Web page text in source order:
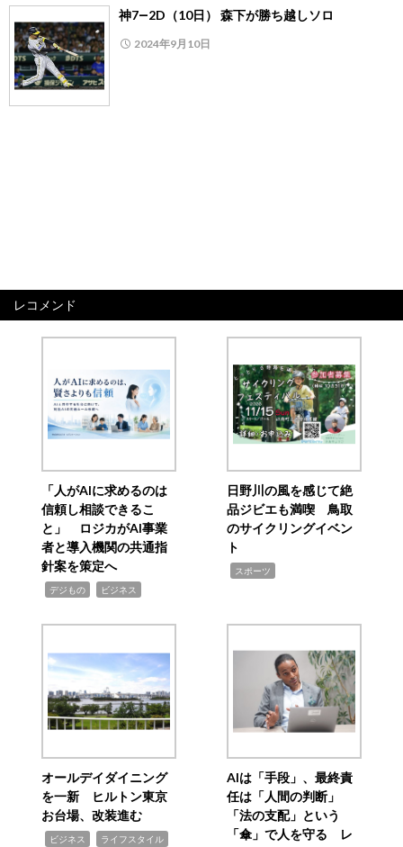
神7―2D（10日） 森下が勝ち越しソロ
2024年9月10日
レコメンド
「人がAIに求めるのは
信頼し相談できるこ
と」 ロジカがAI事業
者と導入機関の共通指
針案を策定へ
デジもの ビジネス
日野川の風を感じて絶
品ジビエも満喫 鳥取
のサイクリングイベン
ト
スポーツ
オールデイダイニング
を一新 ヒルトン東京
お台場、改装進む
ビジネス ライフスタイル
AIは「手段」、最終責
任は「人間の判断」
「法の支配」という
「傘」で人を守る レ